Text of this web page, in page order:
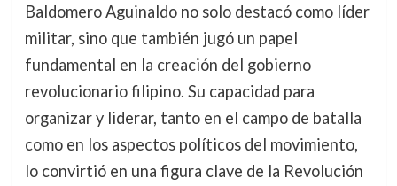
Baldomero Aguinaldo no solo destacó como líder
militar, sino que también jugó un papel
fundamental en la creación del gobierno
revolucionario filipino. Su capacidad para
organizar y liderar, tanto en el campo de batalla
como en los aspectos políticos del movimiento,
lo convirtió en una figura clave de la Revolución